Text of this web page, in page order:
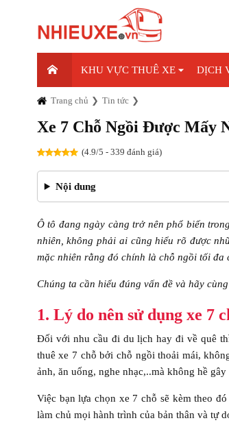
KHU VỰC THUÊ XE DỊCH
Trang chủ Tin tức
Xe 7 Chỗ Ngồi Được Mấy
(4.9/5 - 339 đánh giá)
Nội dung
Ô tô đang ngày càng trở nên phổ biến
nhiên, không phải ai cũng hiểu rõ được
mặc nhiên rằng đó chính là chỗ ngồi tối đa
Chúng ta cần hiểu đúng vấn đề và hãy
1. Lý do nên sử dụng xe 7
Đối với nhu cầu đi du lịch hay đi về quê
thuê xe 7 chỗ bởi chỗ ngồi thoải mái,
ảnh, ăn uống, nghe nhạc,..mà không hề
Việc bạn lựa chọn xe 7 chỗ sẽ kèm theo
làm chủ mọi hành trình của bản thân và tự